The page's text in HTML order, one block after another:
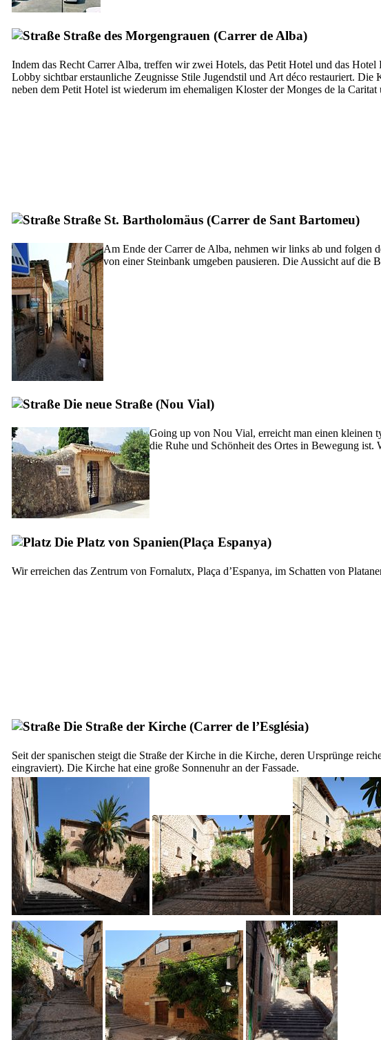
Straße des Morgengrauen (Carrer de Alba)
Indem das Recht Carrer Alba, treffen wir zwei Hotels, das Petit Hotel und das Hotel
Lobby sichtbar erstaunliche Zeugnisse Stile Jugendstil und Art déco restauriert. Die
neben dem Petit Hotel ist wiederum im ehemaligen Kloster derMonges de la Caritat
Straße St. Bartholomäus (Carrer de Sant Bartomeu)
Am Ende derCarrer de Alba, nehmen wir links ab und folgen
von einer Steinbank umgeben pausieren. Die Aussicht auf die
Die neue Straße (Nou Vial)
Going up von Nou Vial, erreicht man einen kleinen
die Ruhe und Schönheit des Ortes in Bewegung
Die Platz von Spanien(Plaça Espanya)
Wir erreichen das Zentrum von Fornalutx, Plaça d’Espanya, im Schatten von
Die Straße der Kirche (Carrer de l’Església)
Seit der spanischen steigt die Straße der Kirche in die Kirche, deren Ursprünge
eingraviert). Die Kirche hat eine große Sonnenuhr an der Fassade.